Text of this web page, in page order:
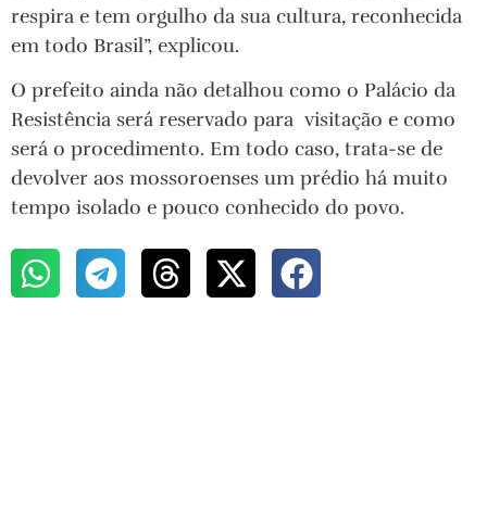
respira e tem orgulho da sua cultura, reconhecida
em todo Brasil”, explicou.
O prefeito ainda não detalhou como o Palácio da
Resistência será reservado para visitação e como
será o procedimento. Em todo caso, trata-se de
devolver aos mossoroenses um prédio há muito
tempo isolado e pouco conhecido do povo.